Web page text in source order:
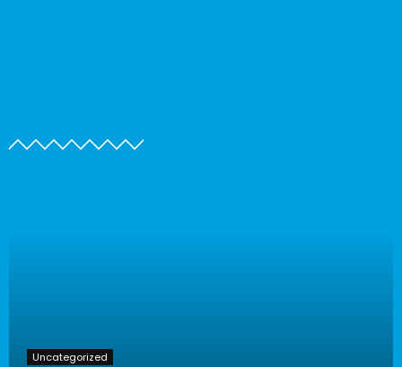
Uncategorized